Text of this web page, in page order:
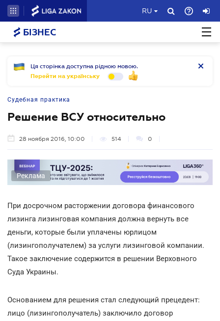
RU
БІЗНЕС
Ця сторінка доступна рідною мовою.
Перейти на українську
Судебная практика
Решение ВСУ относительно
28 ноября 2016, 10:00 514 0
Реклама
При досрочном расторжении договора финансового
лизинга лизинговая компания должна вернуть все
деньги, которые были уплачены юрлицом
(лизингополучателем) за услуги лизинговой компании.
Такое заключение содержится в решении Верховного
Суда Украины.
Основанием для решения стал следующий прецедент:
лицо (лизингополучатель) заключило договор